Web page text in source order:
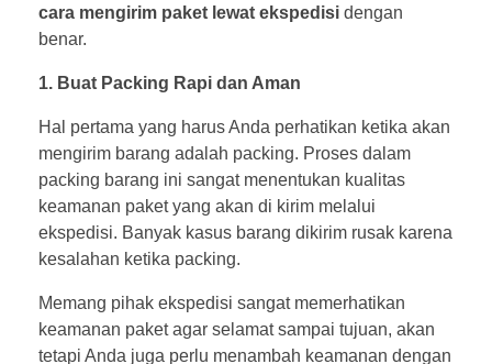
cara mengirim paket lewat ekspedisi dengan
benar.
1. Buat Packing Rapi dan Aman
Hal pertama yang harus Anda perhatikan ketika akan
mengirim barang adalah packing. Proses dalam
packing barang ini sangat menentukan kualitas
keamanan paket yang akan di kirim melalui
ekspedisi. Banyak kasus barang dikirim rusak karena
kesalahan ketika packing.
Memang pihak ekspedisi sangat memerhatikan
keamanan paket agar selamat sampai tujuan, akan
tetapi Anda juga perlu menambah keamanan dengan